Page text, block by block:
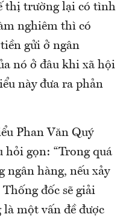
thị trường lại có tình
nghiêm thì có
gửi ở ngân
nó ở đâu khi xã hội
này đưa ra phản
Phan Văn Quý
hỏi gọn: “Trong quá
hàng, nếu xảy
đốc sẽ giải
là một vấn đề được